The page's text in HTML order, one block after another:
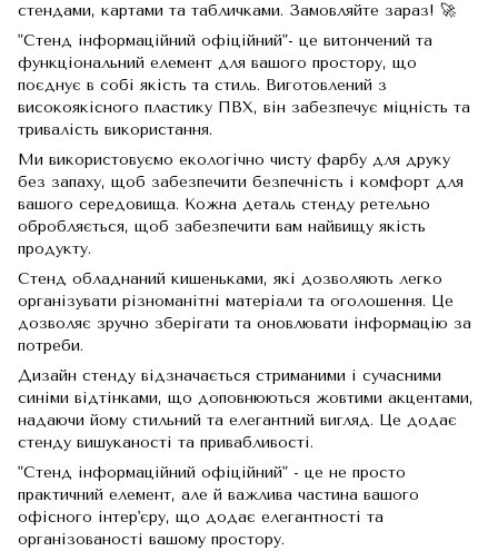
стендами, картами та табличками. Замовляйте зараз! 🚀
"Стенд інформаційний офіційний"- це витончений та
функціональний елемент для вашого простору, що
поєднує в собі якість та стиль. Виготовлений з
високоякісного пластику ПВХ, він забезпечує міцність та
тривалість використання.
Ми використовуємо екологічно чисту фарбу для друку
без запаху, щоб забезпечити безпечність і комфорт для
вашого середовища. Кожна деталь стенду ретельно
обробляється, щоб забезпечити вам найвищу якість
продукту.
Стенд обладнаний кишеньками, які дозволяють легко
організувати різноманітні матеріали та оголошення. Це
дозволяє зручно зберігати та оновлювати інформацію за
потреби.
Дизайн стенду відзначається стриманими і сучасними
синіми відтінками, що доповнюються жовтими акцентами,
надаючи йому стильний та елегантний вигляд. Це додає
стенду вишуканості та привабливості.
"Стенд інформаційний офіційний" - це не просто
практичний елемент, але й важлива частина вашого
офісного інтер'єру, що додає елегантності та
організованості вашому простору.